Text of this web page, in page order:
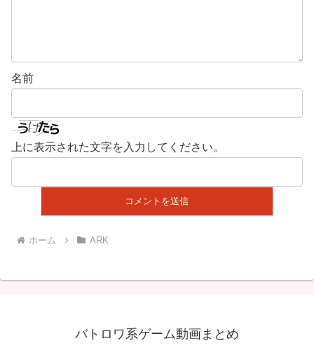
名前
上に表示された文字を入力してください。
ホーム ARK
バトロワ系ゲーム動画まとめ